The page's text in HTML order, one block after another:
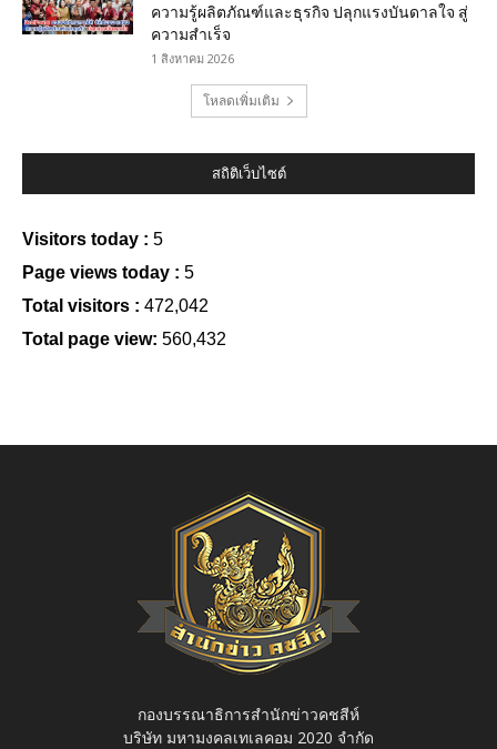
ความรู้ผลิตภัณฑ์และธุรกิจ ปลุกแรงบันดาลใจ สู่
ความสำเร็จ
1 สิงหาคม 2026
โหลดเพิ่มเติม
สถิติเว็บไซต์
Visitors today : 5
Page views today : 5
Total visitors : 472,042
Total page view: 560,432
กองบรรณาธิการสำนักข่าวคชสีห์
บริษัท มหามงคลเทเลคอม 2020 จำกัด